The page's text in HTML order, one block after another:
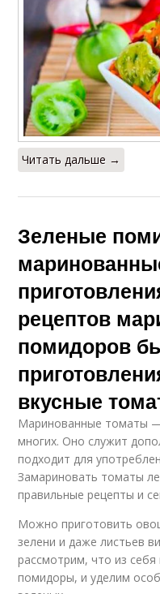
Читать дальше →
Зеленые
рецептов
помидоров
вкусные
Маринованные томаты
многих. Оно служит
подходит для
Замариновать томаты
правильные рецепты и
Можно приготовить
зелени и даже листьев
рассмотрим, что из
помидоры, и уделим